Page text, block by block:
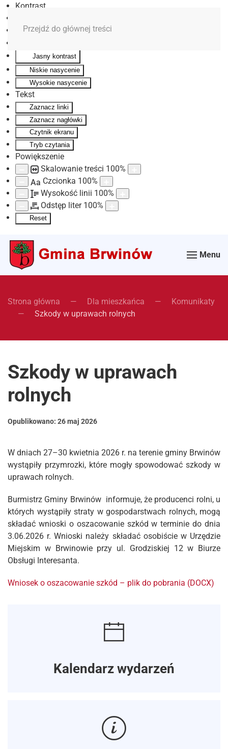
Kontrast
Monochromatyczny
Jasny kontrast
Niskie nasycenie
Wysokie nasycenie
Tekst
Zaznacz linki
Zaznacz nagłówki
Czytnik ekranu
Tryb czytania
Powiększenie
Skalowanie treści 100%
Aa Czcionka 100%
Wysokość linii 100%
Odstęp liter 100%
Reset
Przejdź do głównej treści
Menu
Strona główna Dla mieszkańca
Komunikaty
Szkody w uprawach rolnych
Szkody w uprawach
rolnych
Opublikowano: 26 maj 2026
W dniach 27–30 kwietnia 2026 r. na terenie gminy Brwinów
wystąpiły przymrozki, które mogły spowodować szkody w
uprawach rolnych.
Burmistrz Gminy Brwinów informuje, że producenci rolni, u
których wystąpiły straty w gospodarstwach rolnych, mogą
składać wnioski o oszacowanie szkód w terminie do dnia
3.06.2026 r. Wnioski należy składać osobiście w Urzędzie
Miejskim w Brwinowie przy ul. Grodziskiej 12 w Biurze
Obsługi Interesanta.
Wniosek o oszacowanie szkód – plik do pobrania (DOCX)
Kalendarz wydarzeń